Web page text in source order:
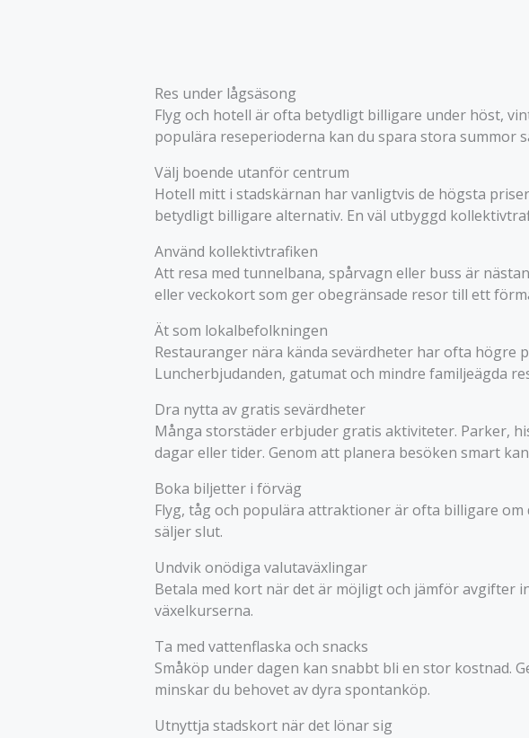
Res under lågsäsong
Flyg och hotell är ofta betydligt billigare under höst,
populära reseperioderna kan du spara stora summor
Välj boende utanför centrum
Hotell mitt i stadskärnan har vanligtvis de högsta
betydligt billigare alternativ. En väl utbyggd
Använd kollektivtrafiken
Att resa med tunnelbana, spårvagn eller buss är
eller veckokort som ger obegränsade resor till ett
Ät som lokalbefolkningen
Restauranger nära kända sevärdheter har ofta högre
Luncherbjudanden, gatumat och mindre familjeägda
Dra nytta av gratis sevärdheter
Många storstäder erbjuder gratis aktiviteter. Parker,
dagar eller tider. Genom att planera besöken smart
Boka biljetter i förväg
Flyg, tåg och populära attraktioner är ofta billigare
säljer slut.
Undvik onödiga valutaväxlingar
Betala med kort när det är möjligt och jämför avgifter
växelkurserna.
Ta med vattenflaska och snacks
Småköp under dagen kan snabbt bli en stor kostnad.
minskar du behovet av dyra spontanköp.
Utnyttja stadskort när det lönar sig